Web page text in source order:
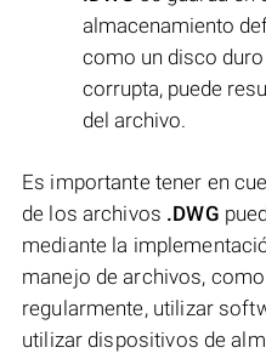
almacenamiento
como un disco duro
corrupta, puede
del archivo.
Es importante tener en
de los archivos .DWG
mediante la
manejo de archivos,
regularmente, utilizar
utilizar dispositivos de